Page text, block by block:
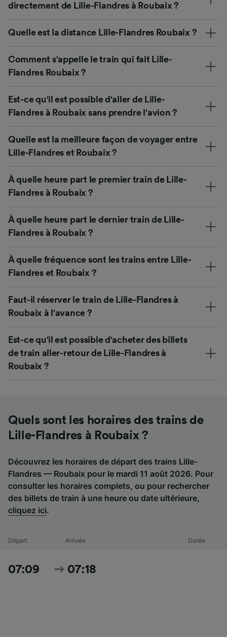
directement de Lille-Flandres à Roubaix ?
Quelle est la distance Lille-Flandres Roubaix ?
Comment s'appelle le train qui fait Lille-
Flandres Roubaix ?
Est-ce qu'il est possible d'aller de Lille-
Flandres à Roubaix sans prendre l'avion ?
Quelle est la meilleure façon de voyager entre
Lille-Flandres et Roubaix ?
À quelle heure part le premier train de Lille-
Flandres à Roubaix ?
À quelle heure part le dernier train de Lille-
Flandres à Roubaix ?
À quelle fréquence sont les trains entre Lille-
Flandres et Roubaix ?
Faut-il réserver le train de Lille-Flandres à
Roubaix à l'avance ?
Est-ce qu'il est possible d'acheter des billets
de train aller-retour de Lille-Flandres à
Roubaix ?
Quels sont les horaires des trains de
Lille-Flandres à Roubaix ?
Découvrez les horaires de départ des trains Lille-
Flandres — Roubaix pour le mardi 11 août 2026. Pour
consulter les horaires complets, ou pour rechercher
des billets de train à une heure ou date ultérieure,
cliquez ici.
Départ Arrivée Durée
07:09 07:18